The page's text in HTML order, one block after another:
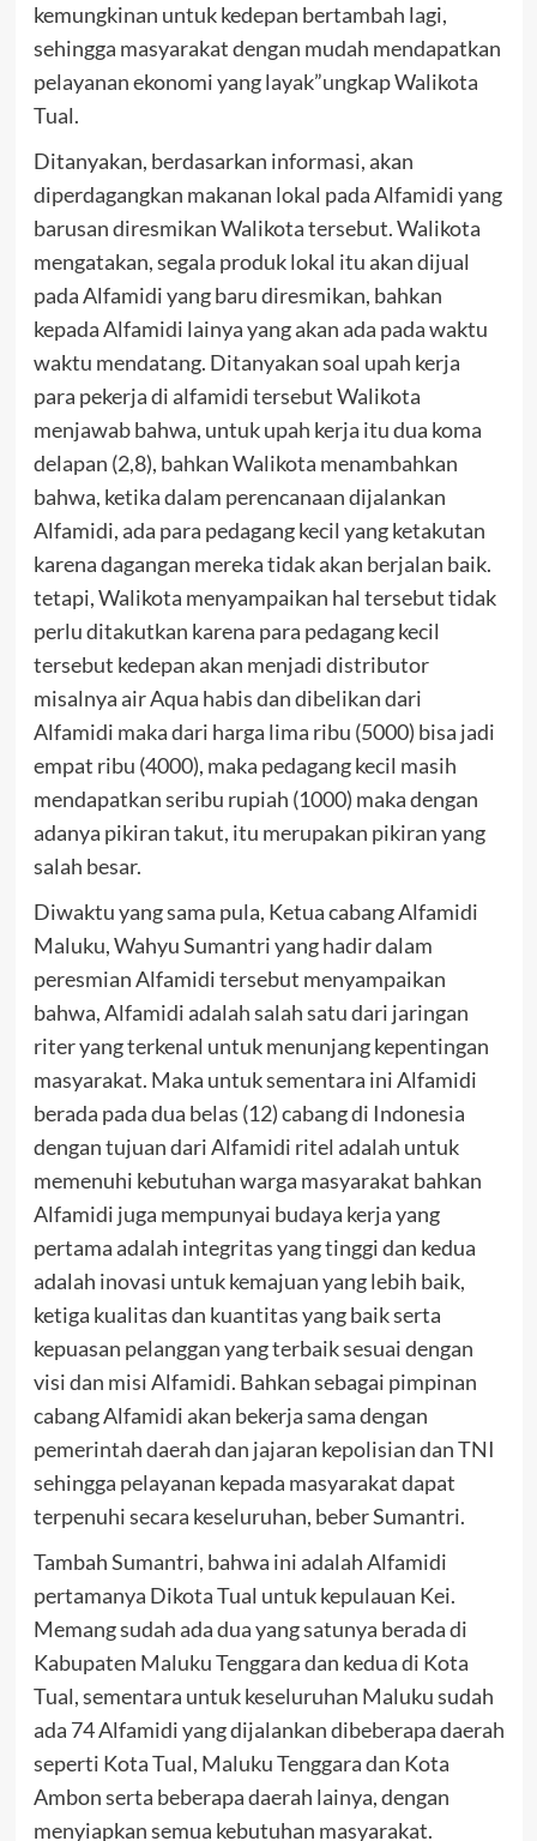
kemungkinan untuk kedepan bertambah lagi,
sehingga masyarakat dengan mudah mendapatkan
pelayanan ekonomi yang layak”ungkap Walikota
Tual.
Ditanyakan, berdasarkan informasi, akan
diperdagangkan makanan lokal pada Alfamidi yang
barusan diresmikan Walikota tersebut. Walikota
mengatakan, segala produk lokal itu akan dijual
pada Alfamidi yang baru diresmikan, bahkan
kepada Alfamidi lainya yang akan ada pada waktu
waktu mendatang. Ditanyakan soal upah kerja
para pekerja di alfamidi tersebut Walikota
menjawab bahwa, untuk upah kerja itu dua koma
delapan (2,8), bahkan Walikota menambahkan
bahwa, ketika dalam perencanaan dijalankan
Alfamidi, ada para pedagang kecil yang ketakutan
karena dagangan mereka tidak akan berjalan baik.
tetapi, Walikota menyampaikan hal tersebut tidak
perlu ditakutkan karena para pedagang kecil
tersebut kedepan akan menjadi distributor
misalnya air Aqua habis dan dibelikan dari
Alfamidi maka dari harga lima ribu (5000) bisa jadi
empat ribu (4000), maka pedagang kecil masih
mendapatkan seribu rupiah (1000) maka dengan
adanya pikiran takut, itu merupakan pikiran yang
salah besar.
Diwaktu yang sama pula, Ketua cabang Alfamidi
Maluku, Wahyu Sumantri yang hadir dalam
peresmian Alfamidi tersebut menyampaikan
bahwa, Alfamidi adalah salah satu dari jaringan
riter yang terkenal untuk menunjang kepentingan
masyarakat. Maka untuk sementara ini Alfamidi
berada pada dua belas (12) cabang di Indonesia
dengan tujuan dari Alfamidi ritel adalah untuk
memenuhi kebutuhan warga masyarakat bahkan
Alfamidi juga mempunyai budaya kerja yang
pertama adalah integritas yang tinggi dan kedua
adalah inovasi untuk kemajuan yang lebih baik,
ketiga kualitas dan kuantitas yang baik serta
kepuasan pelanggan yang terbaik sesuai dengan
visi dan misi Alfamidi. Bahkan sebagai pimpinan
cabang Alfamidi akan bekerja sama dengan
pemerintah daerah dan jajaran kepolisian dan TNI
sehingga pelayanan kepada masyarakat dapat
terpenuhi secara keseluruhan, beber Sumantri.
Tambah Sumantri, bahwa ini adalah Alfamidi
pertamanya Dikota Tual untuk kepulauan Kei.
Memang sudah ada dua yang satunya berada di
Kabupaten Maluku Tenggara dan kedua di Kota
Tual, sementara untuk keseluruhan Maluku sudah
ada 74 Alfamidi yang dijalankan dibeberapa daerah
seperti Kota Tual, Maluku Tenggara dan Kota
Ambon serta beberapa daerah lainya, dengan
menyiapkan semua kebutuhan masyarakat.